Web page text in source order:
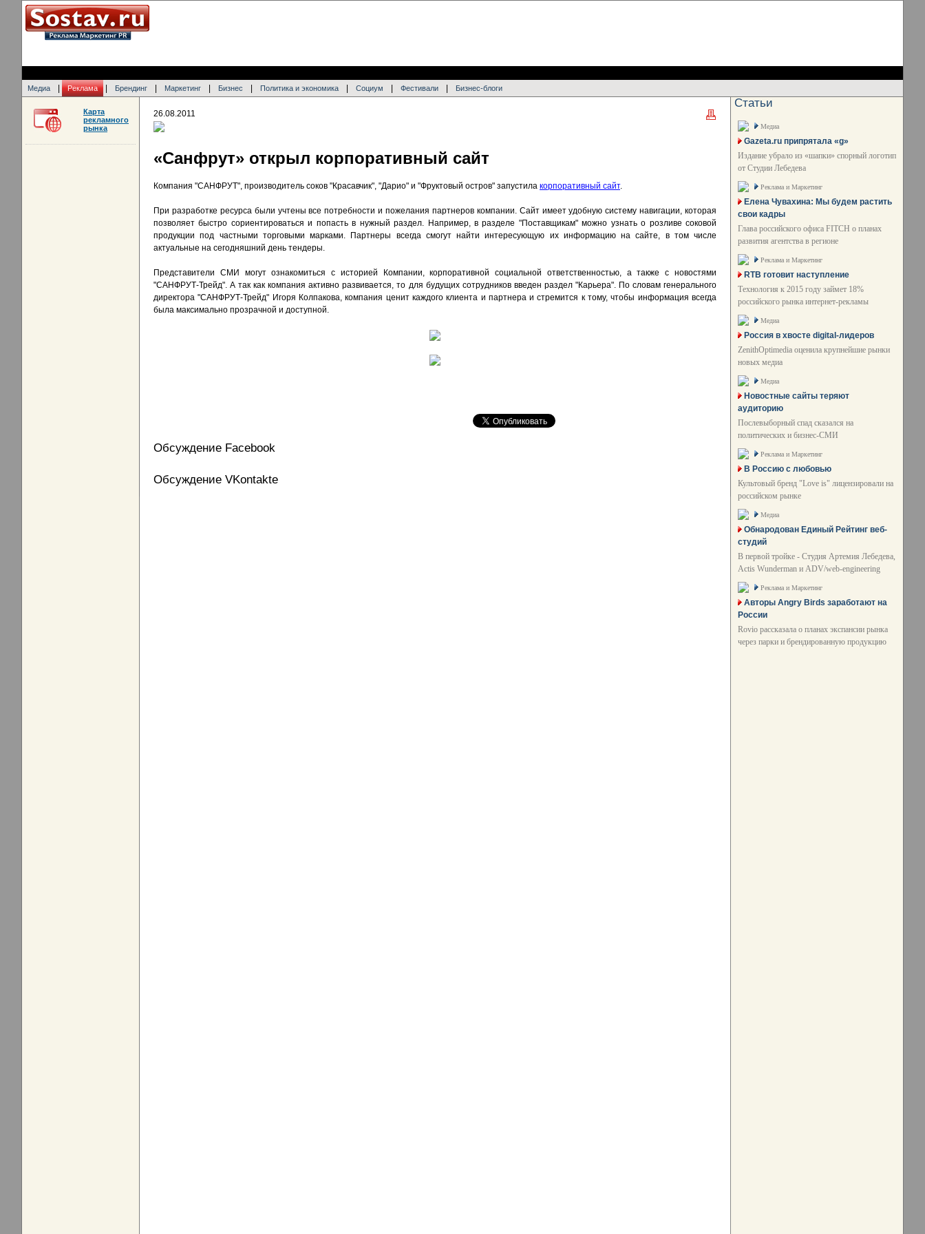
Медиа Реклама Брендинг Маркетинг Бизнес Политика и экономика Социум Фестивали Бизнес-блоги
26.08.2011
«Санфрут» открыл корпоративный сайт
Компания "САНФРУТ", производитель соков "Красавчик", "Дарио" и "Фруктовый остров" запустила корпоративный сайт.
При разработке ресурса были учтены все потребности и пожелания партнеров компании. Сайт имеет удобную систему навигации, которая
позволяет быстро сориентироваться и попасть в нужный раздел. Например, в разделе "Поставщикам" можно узнать о розливе соковой
продукции под частными торговыми марками. Партнеры всегда смогут найти интересующую их информацию на сайте, в том числе
актуальные на сегодняшний день тендеры.
Представители СМИ могут ознакомиться с историей Компании, корпоративной социальной ответственностью, а также с новостями
"САНФРУТ-Трейд". А так как компания активно развивается, то для будущих сотрудников введен раздел "Карьера". По словам генерального
директора "САНФРУТ-Трейд" Игоря Колпакова, компания ценит каждого клиента и партнера и стремится к тому, чтобы информация всегда
была максимально прозрачной и доступной.
Обсуждение Facebook
Обсуждение VKontakte
Карта
рекламного
рынка
Статьи
Медиа
Gazeta.ru припрятала «g»
Издание убрало из «шапки» спорный логотип
от Студии Лебедева
Реклама и Маркетинг
Елена Чувахина: Мы будем растить
свои кадры
Глава российского офиса FITCH о планах
развития агентства в регионе
Реклама и Маркетинг
RTB готовит наступление
Технология к 2015 году займет 18%
российского рынка интернет-рекламы
Медиа
Россия в хвосте digital-лидеров
ZenithOptimedia оценила крупнейшие рынки
новых медиа
Медиа
Новостные сайты теряют
аудиторию
Послевыборный спад сказался на
политических и бизнес-СМИ
Реклама и Маркетинг
В Россию с любовью
Культовый бренд "Love is" лицензировали на
российском рынке
Медиа
Обнародован Единый Рейтинг веб-
студий
В первой тройке - Студия Артемия Лебедева,
Actis Wunderman и ADV/web-engineering
Реклама и Маркетинг
Авторы Angry Birds заработают на
России
Rovio рассказала о планах экспансии рынка
через парки и брендированную продукцию